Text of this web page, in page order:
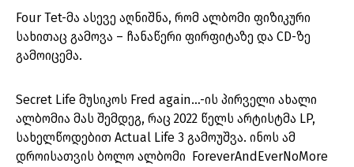
Four Tet-მა ასევე აღნიშნა, რომ ალბომი ფიზიკური
სახითაც გამოვა – ჩანაწერი ფირფიტაზე და CD-ზე
გამოიცემა.
Secret Life მუსიკოს Fred again…-ის პირველი ახალი
ალბომია მას შემდეგ, რაც 2022 წელს არტისტმა LP,
სახელწოდებით Actual Life 3 გამოუშვა. ინოს ამ
დროისათვის ბოლო ალბომი ForeverAndEverNoMore